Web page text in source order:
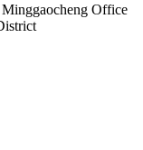
Office